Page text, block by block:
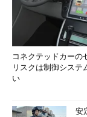
コネクテッドカーの
リスクは制御システ
い
安